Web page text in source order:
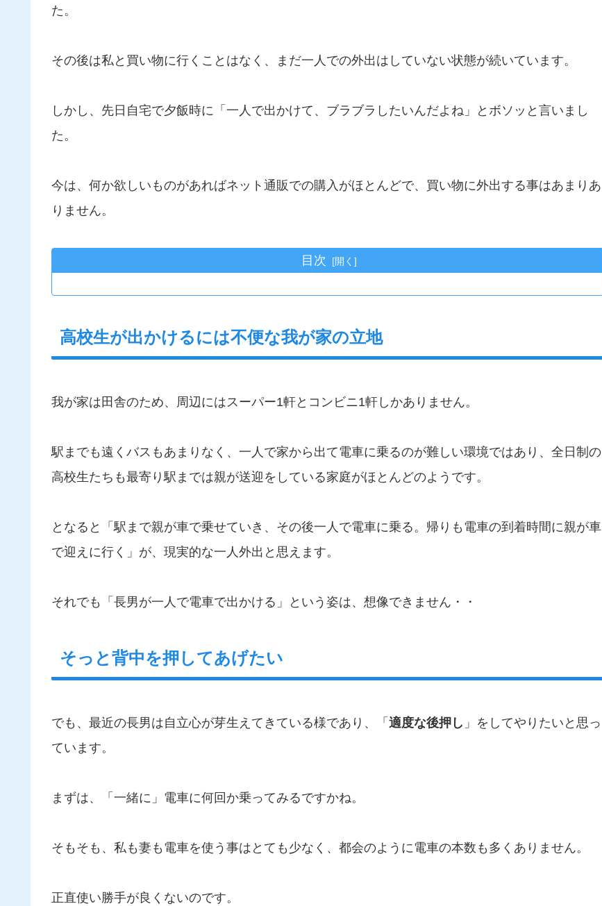
た。
その後は私と買い物に行くことはなく、まだ一人での外出はしていない状態が続いています。
しかし、先日自宅で夕飯時に「一人で出かけて、ブラブラしたいんだよね」とボソッと言いまし
た。
今は、何か欲しいものがあればネット通販での購入がほとんどで、買い物に外出する事はあまりあ
りません。
目次
高校生が出かけるには不便な我が家の立地
我が家は田舎のため、周辺にはスーパー1軒とコンビニ1軒しかありません。
駅までも遠くバスもあまりなく、一人で家から出て電車に乗るのが難しい環境ではあり、全日制の
高校生たちも最寄り駅までは親が送迎をしている家庭がほとんどのようです。
となると「駅まで親が車で乗せていき、その後一人で電車に乗る。帰りも電車の到着時間に親が車
で迎えに行く」が、現実的な一人外出と思えます。
それでも「長男が一人で電車で出かける」という姿は、想像できません・・
そっと背中を押してあげたい
でも、最近の長男は自立心が芽生えてきている様であり、「 適度な後押し 」をしてやりたいと思っ
ています。
まずは、「一緒に」電車に何回か乗ってみるですかね。
そもそも、私も妻も電車を使う事はとても少なく、都会のように電車の本数も多くありません。
正直使い勝手が良くないのです。